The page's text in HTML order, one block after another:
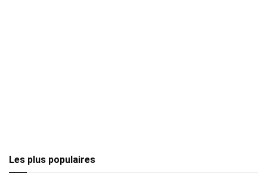
Les plus populaires